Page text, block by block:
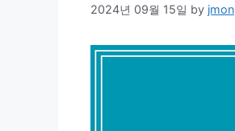
2024년 09월 15일 by jmon